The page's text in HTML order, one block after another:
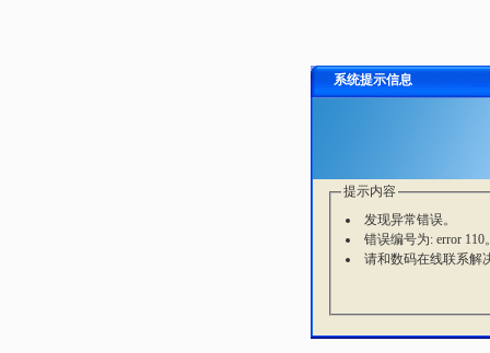
系统提示信息
提示内容
发现异常错误。
错误编号为: error 110
请和数码在线联系解